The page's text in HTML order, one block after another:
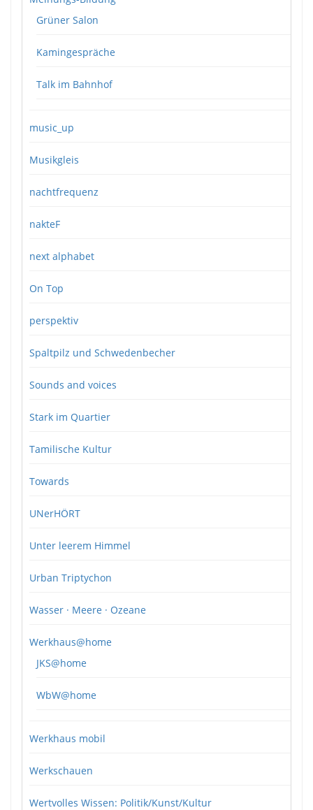
Grüner Salon
Kamingespräche
Talk im Bahnhof
music_up
Musikgleis
nachtfrequenz
nakteF
next alphabet
On Top
perspektiv
Spaltpilz und Schwedenbecher
Sounds and voices
Stark im Quartier
Tamilische Kultur
Towards
UNerHÖRT
Unter leerem Himmel
Urban Triptychon
Wasser · Meere · Ozeane
Werkhaus@home
JKS@home
WbW@home
Werkhaus mobil
Werkschauen
Wertvolles Wissen: Politik/Kunst/Kultur